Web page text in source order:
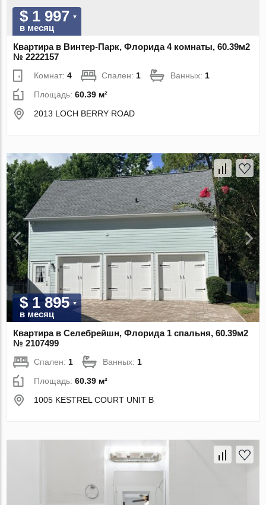
$ 1 997
в месяц
Квартира в Винтер-Парк, Флорида 4 комнаты, 60.39м2
№ 2222157
Комнат:4 Спален: 1 Ванных: 1
Площадь:60.39 м²
2013 LOCH BERRY ROAD
$ 1 895
в месяц
Квартира в Селебрейшн, Флорида 1 спальня, 60.39м2
№ 2107499
Спален: 1 Ванных: 1
Площадь:60.39 м²
1005 KESTREL COURT UNIT B